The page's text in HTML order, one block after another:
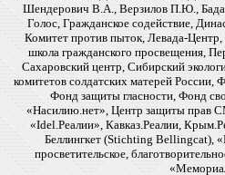
Шендерович В.А., Верзилов П.Ю.,
Голос, Гражданское содействие,
Комитет против пыток, Левада-
школа гражданского просвещения,
Сахаровский центр, Сибирский
комитетов солдатских матерей
Фонд защиты гласности, Фонд
«Насилию.нет», Центр защиты прав
«Idel.Реалии», Кавказ.Реалии,
Беллингкет (Stichting Bellingcat),
просветительское,